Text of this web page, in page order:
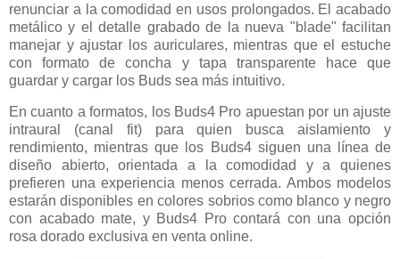
renunciar a la comodidad en usos prolongados. El acabado
metálico y el detalle grabado de la nueva "blade" facilitan
manejar y ajustar los auriculares, mientras que el estuche
con formato de concha y tapa transparente hace que
guardar y cargar los Buds sea más intuitivo.
En cuanto a formatos, los Buds4 Pro apuestan por un ajuste
intraural (canal fit) para quien busca aislamiento y
rendimiento, mientras que los Buds4 siguen una línea de
diseño abierto, orientada a la comodidad y a quienes
prefieren una experiencia menos cerrada. Ambos modelos
estarán disponibles en colores sobrios como blanco y negro
con acabado mate, y Buds4 Pro contará con una opción
rosa dorado exclusiva en venta online.